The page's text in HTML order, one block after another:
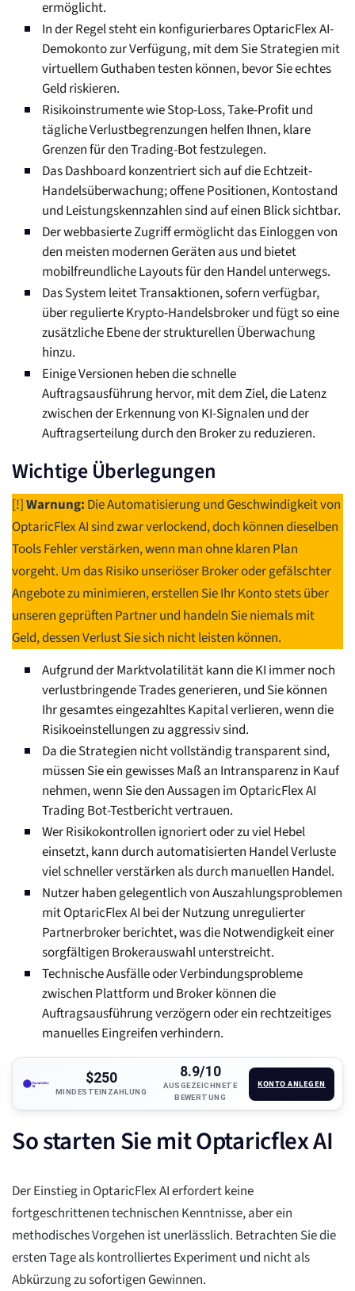
ermöglicht.
In der Regel steht ein konfigurierbares OptaricFlex AI-
Demokonto zur Verfügung, mit dem Sie Strategien mit
virtuellem Guthaben testen können, bevor Sie echtes
Geld riskieren.
Risikoinstrumente wie Stop-Loss, Take-Profit und
tägliche Verlustbegrenzungen helfen Ihnen, klare
Grenzen für den Trading-Bot festzulegen.
Das Dashboard konzentriert sich auf die Echtzeit-
Handelsüberwachung; offene Positionen, Kontostand
und Leistungskennzahlen sind auf einen Blick sichtbar.
Der webbasierte Zugriff ermöglicht das Einloggen von
den meisten modernen Geräten aus und bietet
mobilfreundliche Layouts für den Handel unterwegs.
Das System leitet Transaktionen, sofern verfügbar,
über regulierte Krypto-Handelsbroker und fügt so eine
zusätzliche Ebene der strukturellen Überwachung
hinzu.
Einige Versionen heben die schnelle
Auftragsausführung hervor, mit dem Ziel, die Latenz
zwischen der Erkennung von KI-Signalen und der
Auftragserteilung durch den Broker zu reduzieren.
Wichtige Überlegungen
[!]Warnung: Die Automatisierung und Geschwindigkeit von
OptaricFlex AI sind zwar verlockend, doch können dieselben
Tools Fehler verstärken, wenn man ohne klaren Plan
vorgeht. Um das Risiko unseriöser Broker oder gefälschter
Angebote zu minimieren, erstellen Sie Ihr Konto stets über
unseren geprüften Partner und handeln Sie niemals mit
Geld, dessen Verlust Sie sich nicht leisten können.
Aufgrund der Marktvolatilität kann die KI immer noch
verlustbringende Trades generieren, und Sie können
Ihr gesamtes eingezahltes Kapital verlieren, wenn die
Risikoeinstellungen zu aggressiv sind.
Da die Strategien nicht vollständig transparent sind,
müssen Sie ein gewisses Maß an Intransparenz in Kauf
nehmen, wenn Sie den Aussagen im OptaricFlex AI
Trading Bot-Testbericht vertrauen.
Wer Risikokontrollen ignoriert oder zu viel Hebel
einsetzt, kann durch automatisierten Handel Verluste
viel schneller verstärken als durch manuellen Handel.
Nutzer haben gelegentlich von Auszahlungsproblemen
mit OptaricFlex AI bei der Nutzung unregulierter
Partnerbroker berichtet, was die Notwendigkeit einer
sorgfältigen Brokerauswahl unterstreicht.
Technische Ausfälle oder Verbindungsprobleme
zwischen Plattform und Broker können die
Auftragsausführung verzögern oder ein rechtzeitiges
manuelles Eingreifen verhindern.
$250
MINDESTEINZAHLUNG
8.9/10
AUSGEZEICHNETE
BEWERTUNG
KONTO ANLEGEN
So starten Sie mit Optaricflex AI
Der Einstieg in OptaricFlex AI erfordert keine
fortgeschrittenen technischen Kenntnisse, aber ein
methodisches Vorgehen ist unerlässlich. Betrachten Sie die
ersten Tage als kontrolliertes Experiment und nicht als
Abkürzung zu sofortigen Gewinnen.